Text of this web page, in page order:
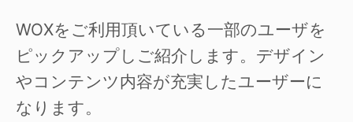
WOXをご利用頂いている一部のユーザを
ピックアップしご紹介します。デザイン
やコンテンツ内容が充実したユーザーに
なります。